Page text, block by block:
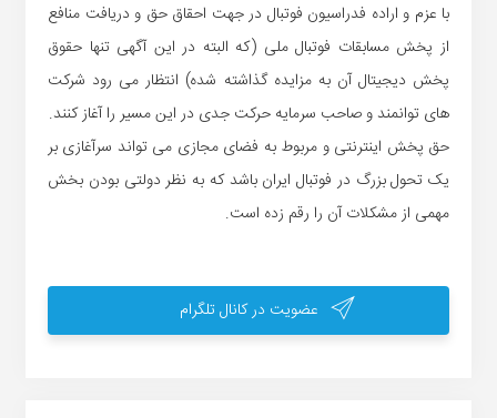
با عزم و اراده فدراسیون فوتبال در جهت احقاق حق و دریافت منافع
از پخش مسابقات فوتبال ملی (که البته در این آگهی تنها حقوق
پخش دیجیتال آن به مزایده گذاشته شده) انتظار می رود شرکت
های توانمند و صاحب سرمایه حرکت جدی در این مسیر را آغاز کنند.
حق پخش اینترنتی و مربوط به فضای مجازی می تواند سرآغازی بر
یک تحول بزرگ در فوتبال ایران باشد که به نظر دولتی بودن بخش
مهمی از مشکلات آن را رقم زده است.
عضویت در کانال تلگرام